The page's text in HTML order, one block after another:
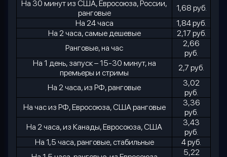
На 30 минут из США, Евросоюза, России,
ранговые
1,68 руб.
На 24 часа
1,84 руб.
На 2 часа, самые дешевые
2,17 руб.
Ранговые, на час
2,66
руб.
На 1 день, запуск – 15-30 минут, на
премьеры и стримы
2,7 руб.
На 2 часа, из РФ, ранговые
3,02
руб.
На час из РФ, Евросоюза, США ранговые
3,36
руб.
На 2 часа, из Канады, Евросоюза, США
3,43
руб.
На 1,5 часа, ранговые, стабильные
4 руб.
5,22